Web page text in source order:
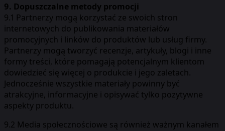
9. Dopuszczalne metody promocji
9.1 Partnerzy mogą korzystać ze swoich stron
internetowych do publikowania materiałów
promocyjnych i linków do produktów lub usług firmy.
Partnerzy mogą tworzyć recenzje, artykuły, blogi i inne
formy treści, które pomagają potencjalnym klientom
dowiedzieć się więcej o produkcie i jego zaletach.
Jednocześnie wszystkie materiały powinny być
atrakcyjne, informacyjne i opisywać tylko pozytywne
aspekty produktu.
9.2 Media społecznościowe są również ważnym kanałem